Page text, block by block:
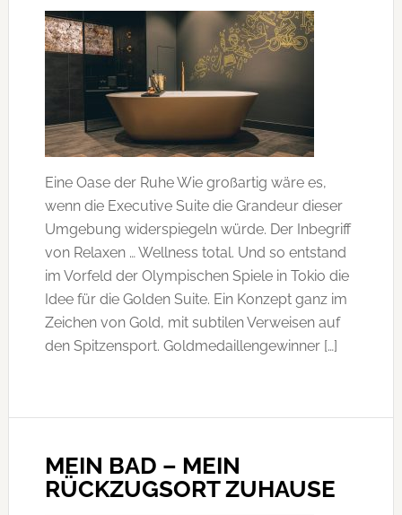
Eine Oase der Ruhe Wie großartig wäre es,
wenn die Executive Suite die Grandeur dieser
Umgebung widerspiegeln würde. Der Inbegriff
von Relaxen … Wellness total. Und so entstand
im Vorfeld der Olympischen Spiele in Tokio die
Idee für die Golden Suite. Ein Konzept ganz im
Zeichen von Gold, mit subtilen Verweisen auf
den Spitzensport. Goldmedaillengewinner […]
MEIN BAD – MEIN
RÜCKZUGSORT ZUHAUSE